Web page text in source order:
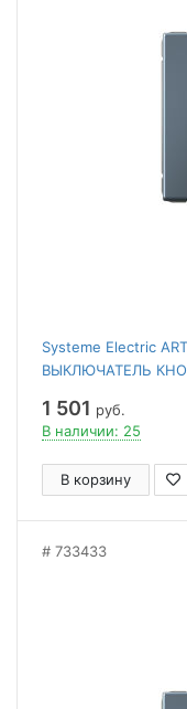
Systeme Electric
ВЫКЛЮЧАТЕЛЬ
1 501 руб.
В наличии: 25
В корзину
733433